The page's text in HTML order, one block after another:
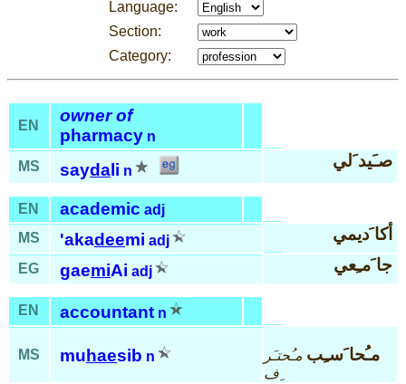
Language:
Section:
Category:
EN
owner of
pharmacy n
MS
sayda li n
صـَيد َلي
EN academic adj
MS
'akadeemi adj أكا َديمي
EG gaemiAi adj جا َمـِعي
EN accountant n
MS muhaesib n مـُحا َسـِب مـُحتـَر
ِف